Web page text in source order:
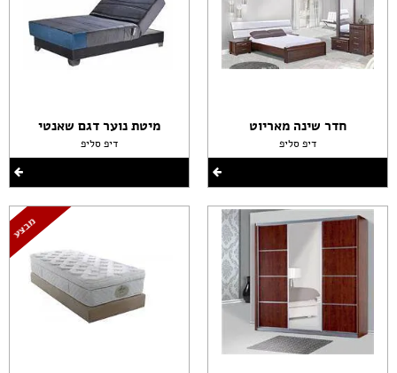
חדר שינה מאריוט
דיפ סליפ
מיטת נוער דגם שאנטי
דיפ סליפ